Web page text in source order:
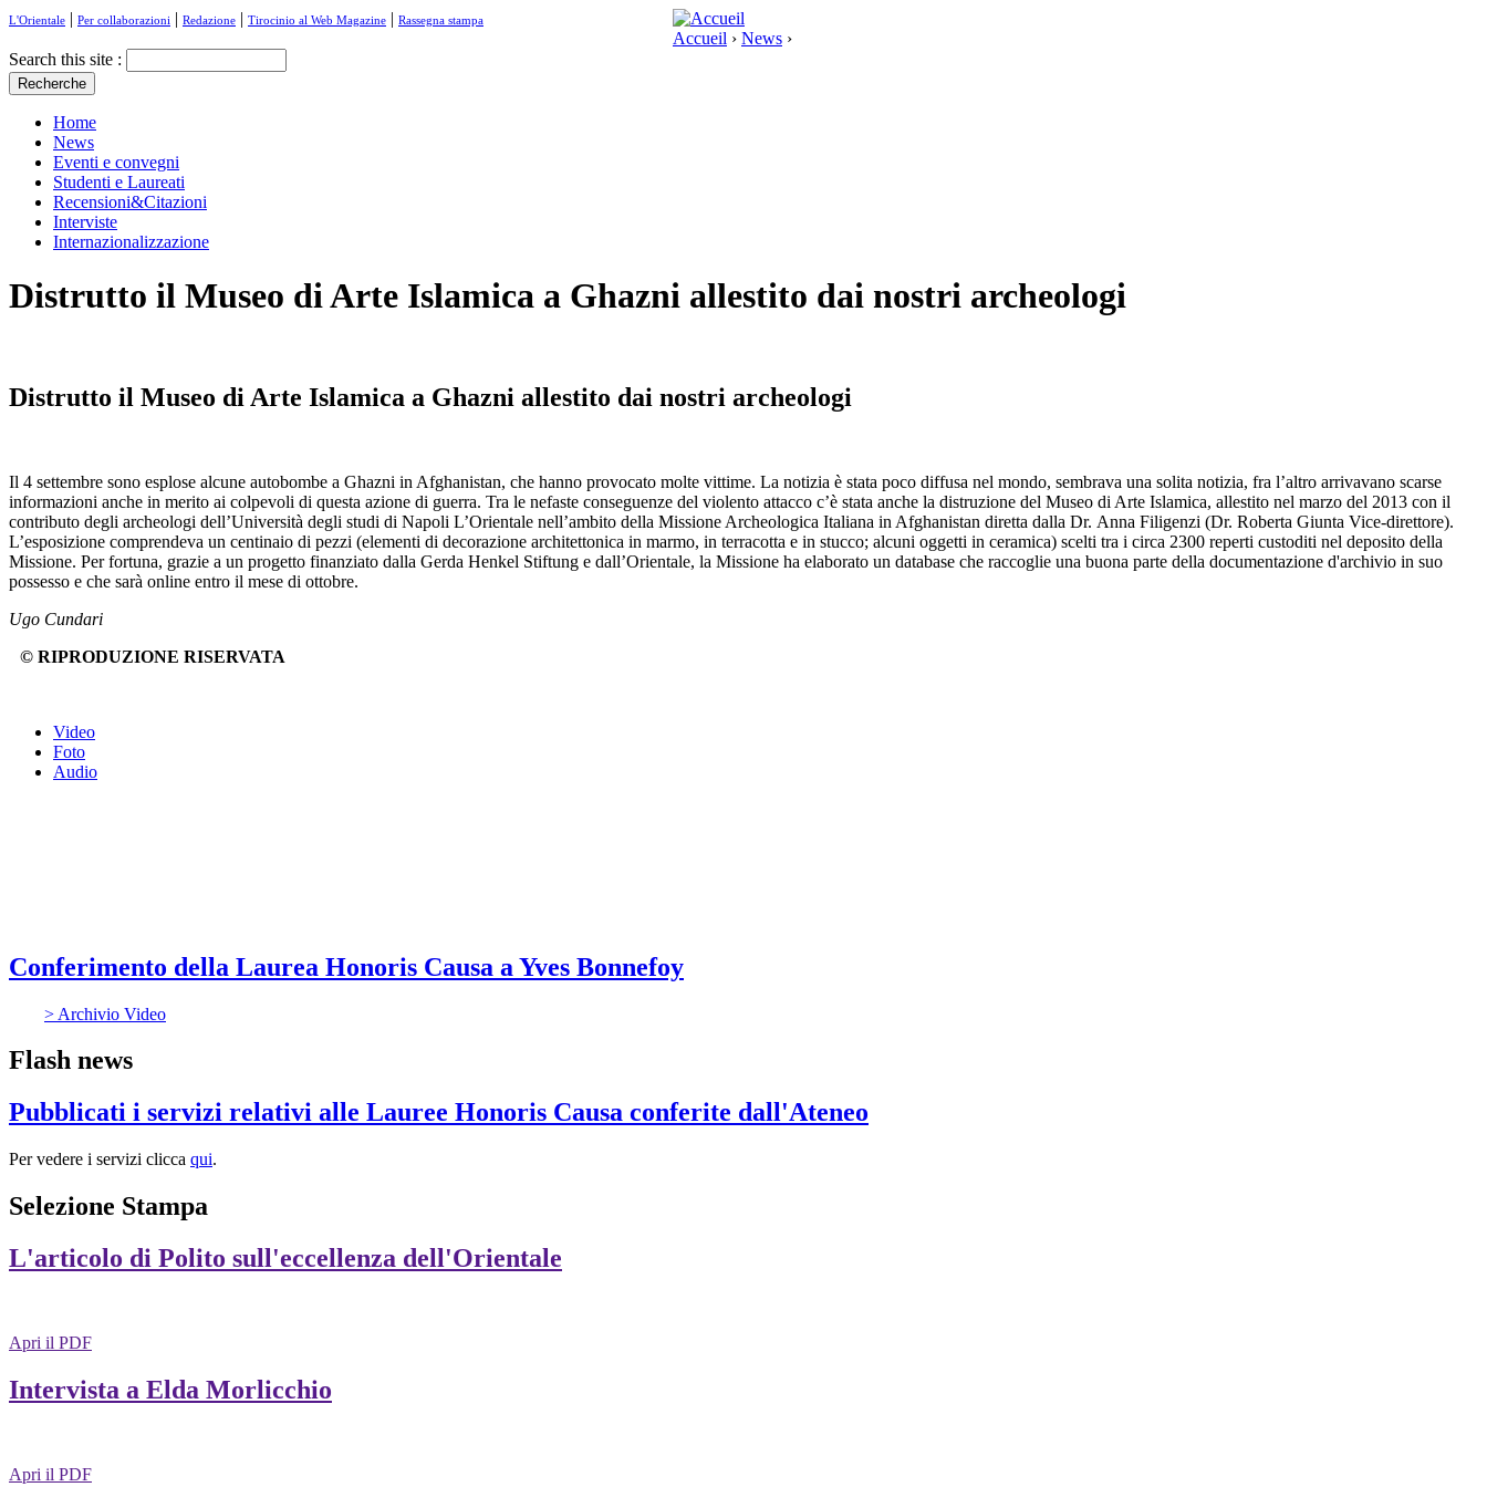
L'Orientale | Per collaborazioni | Redazione | Tirocinio al Web Magazine | Rassegna stampa
Accueil › News ›
Search this site :
Home
News
Eventi e convegni
Studenti e Laureati
Recensioni&Citazioni
Interviste
Internazionalizzazione
Distrutto il Museo di Arte Islamica a Ghazni allestito dai nostri archeologi
Distrutto il Museo di Arte Islamica a Ghazni allestito dai nostri archeologi
Il 4 settembre sono esplose alcune autobombe a Ghazni in Afghanistan, che hanno provocato molte vittime. La notizia è stata poco diffusa nel mondo, sembrava una solita notizia, fra l’altro arrivavano scarse
informazioni anche in merito ai colpevoli di questa azione di guerra. Tra le nefaste conseguenze del violento attacco c’è stata anche la distruzione del Museo di Arte Islamica, allestito nel marzo del 2013 con il
contributo degli archeologi dell’Università degli studi di Napoli L’Orientale nell’ambito della Missione Archeologica Italiana in Afghanistan diretta dalla Dr. Anna Filigenzi (Dr. Roberta Giunta Vice-direttore).
L’esposizione comprendeva un centinaio di pezzi (elementi di decorazione architettonica in marmo, in terracotta e in stucco; alcuni oggetti in ceramica) scelti tra i circa 2300 reperti custoditi nel deposito della
Missione. Per fortuna, grazie a un progetto finanziato dalla Gerda Henkel Stiftung e dall’Orientale, la Missione ha elaborato un database che raccoglie una buona parte della documentazione d'archivio in suo
possesso e che sarà online entro il mese di ottobre.
Ugo Cundari
© RIPRODUZIONE RISERVATA
Video
Foto
Audio
Conferimento della Laurea Honoris Causa a Yves Bonnefoy
> Archivio Video
Flash news
Pubblicati i servizi relativi alle Lauree Honoris Causa conferite dall'Ateneo
Per vedere i servizi clicca qui.
Selezione Stampa
L'articolo di Polito sull'eccellenza dell'Orientale
Apri il PDF
Intervista a Elda Morlicchio
Apri il PDF